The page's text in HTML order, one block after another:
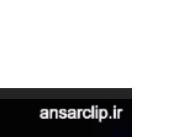
نمایشگر
ویدیو